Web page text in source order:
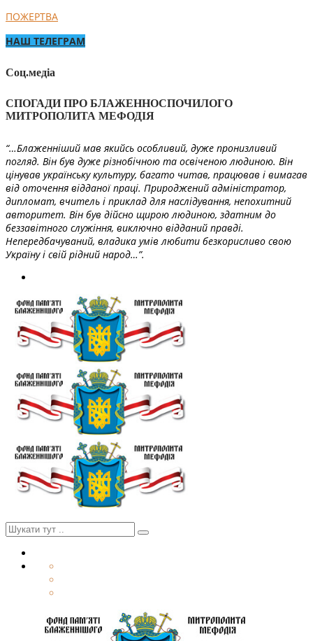
ПОЖЕРТВА
НАШ ТЕЛЕГРАМ
Соц.медіа
СПОГАДИ ПРО БЛАЖЕННОСПОЧИЛОГО
МИТРОПОЛИТА МЕФОДІЯ
“…Блаженніший мав якийсь особливий, дуже пронизливий
погляд. Він був дуже різнобічною та освіченою людиною. Він
цінував українську культуру, багато читав, працював і вимагав
від оточення відданої праці. Природжений адміністратор,
дипломат, вчитель і приклад для наслідування, непохитний
авторитет. Він був дійсно щирою людиною, здатним до
беззавітного служіння, виключно відданий правді.
Непередбачуваний, владика умів любити безкорисливо свою
Україну і свій рідний народ…”.